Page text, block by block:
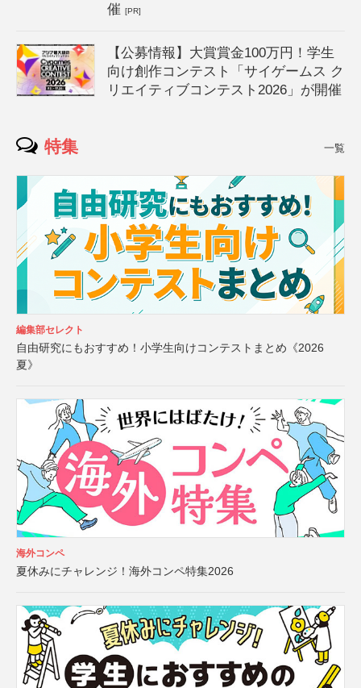
催[PR]
【公募情報】大賞賞金100万円！学生
向け創作コンテスト「サイゲームス ク
リエイティブコンテスト2026」が開催
特集 一覧
編集部セレクト
自由研究にもおすすめ！小学生向けコンテストまとめ《2026
夏》
海外コンペ
夏休みにチャレンジ！海外コンペ特集2026